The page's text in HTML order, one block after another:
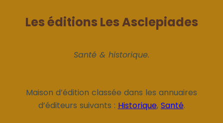
Les éditions Les Asclepiades
Santé & historique.
Maison d’édition classée dans les annuaires
d’éditeurs suivants : Historique, Santé.